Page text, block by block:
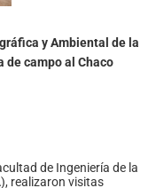
y Ambiental de la
de campo al Chaco
de Ingeniería de la
realizaron visitas